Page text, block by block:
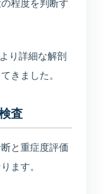
程度を判断す
り詳細な解剖
きました。
査
と重症度評価
ます。